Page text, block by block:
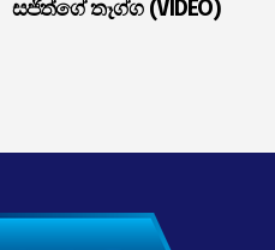
සජිත්ගේ තෑග්ග (VIDEO)